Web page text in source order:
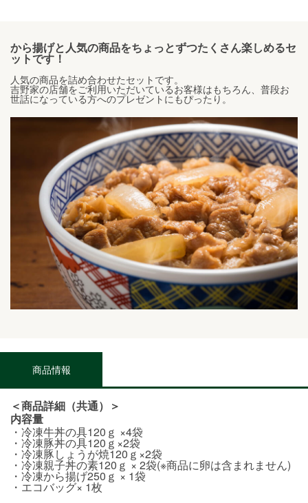
から揚げと人気の商品をちょっとずつたくさん楽しめるセ
ットです！
人気の商品を詰め合わせたセットです。
吉野家の店舗をご利用いただいているお客様はもちろん、普段お
世話になっている方へのプレゼントにもぴったり。
商品情報
＜商品詳細（共通）＞
内容量
・冷凍牛丼の具120ｇ ×4袋
・冷凍豚丼の具120ｇ×2袋
・冷凍豚しょうが焼120ｇ×2袋
・冷凍親子丼の素120ｇ × 2袋(※商品に卵は含まれません)
・冷凍から揚げ250ｇ × 1袋
・エコバッグ× 1枚